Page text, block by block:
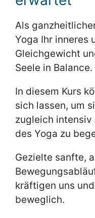
Als
Yoga Ihr inneres
Gleichgewicht
Seele in Balance.
In diesem Kurs
sich lassen, um
zugleich intensiv
des Yoga zu
Gezielte sanfte,
kräftigen uns
beweglich.